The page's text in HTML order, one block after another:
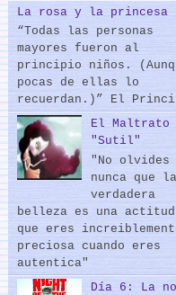
La rosa y la princesa
“Todas las personas
mayores fueron al
principio niños.
pocas de ellas lo
recuerdan.)” El
El Maltrato
"Sutil"
"No olvides
nunca que la
verdadera
belleza es una
que eres
preciosa cuando eres
autentica"
Día 6: La